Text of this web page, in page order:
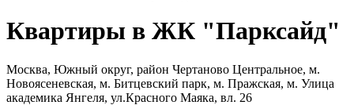
Квартиры в ЖК "Парксайд"
Москва, Южный округ, район Чертаново Центральное, м.
Новоясеневская, м. Битцевский парк, м. Пражская, м. Улица
академика Янгеля, ул.Красного Маяка, вл. 26